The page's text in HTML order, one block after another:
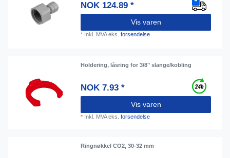
NOK 124.89 *
Vis varen
* Inkl. MVAeks.forsendelse
Holdering, låsring for 3/8" slange/kobling
NOK 7.93 *
Vis varen
* Inkl. MVAeks.forsendelse
Ringnøkkel CO2, 30-32 mm